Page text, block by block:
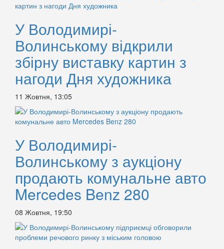
У Володимирі-
Волинському відкрили
збірну виставку картин з
нагоди Дня художника
11 Жовтня, 13:05
У Володимирі-
Волинському з аукціону
продають комунальне авто
Mercedes Benz 280
08 Жовтня, 19:50